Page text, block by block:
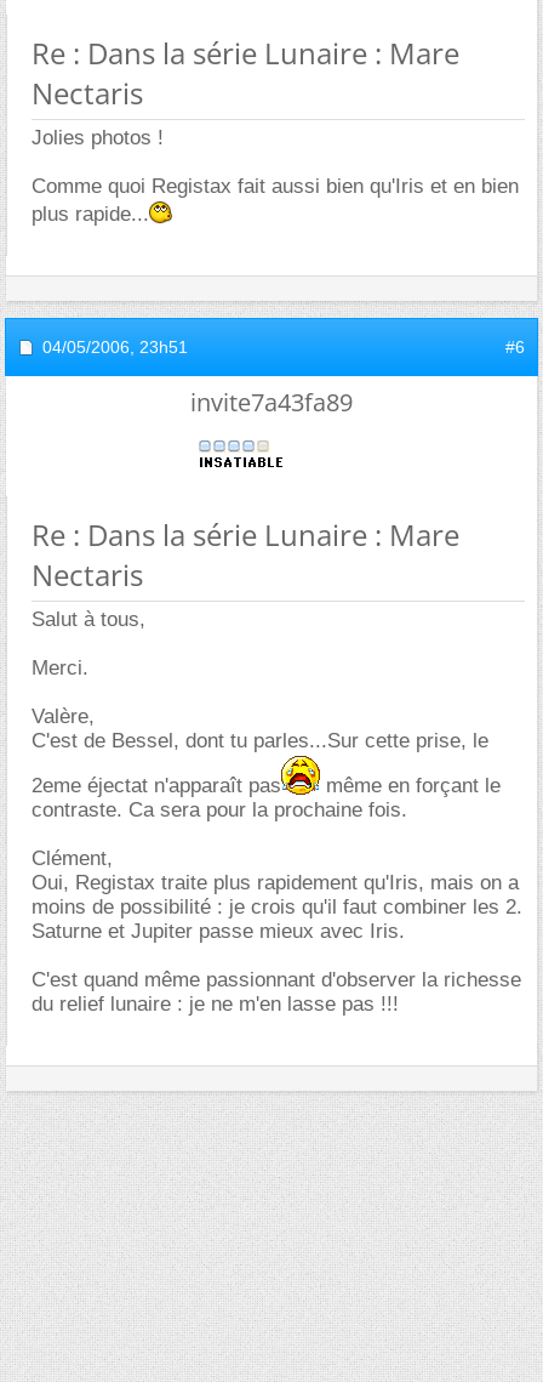
Re : Dans la série Lunaire : Mare
Nectaris
Jolies photos !
Comme quoi Registax fait aussi bien qu'Iris et en bien
plus rapide...
04/05/2006, 23h51 #6
invite7a43fa89
Re : Dans la série Lunaire : Mare
Nectaris
Salut à tous,
Merci.
Valère,
C'est de Bessel, dont tu parles...Sur cette prise, le
2eme éjectat n'apparaît pas
même en forçant le
contraste. Ca sera pour la prochaine fois.
Clément,
Oui, Registax traite plus rapidement qu'Iris, mais on a
moins de possibilité : je crois qu'il faut combiner les 2.
Saturne et Jupiter passe mieux avec Iris.
C'est quand même passionnant d'observer la richesse
du relief lunaire : je ne m'en lasse pas !!!